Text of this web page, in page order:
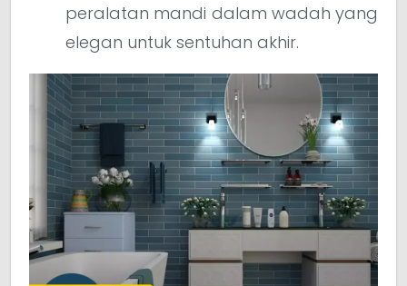
peralatan mandi dalam wadah yang
elegan untuk sentuhan akhir.